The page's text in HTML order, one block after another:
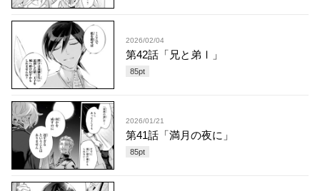
2026/02/04
第42話「兄と弟Ⅰ」
85pt
2026/01/21
第41話「満月の夜に」
85pt